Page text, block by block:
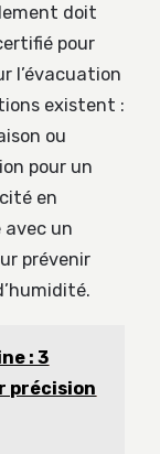
doit
pour
l’évacuation
existent :
ou
pour un
en
un
prévenir
: 3
précision